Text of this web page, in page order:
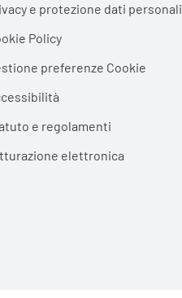
e protezione dati personali
Policy
preferenze Cookie
e regolamenti
elettronica